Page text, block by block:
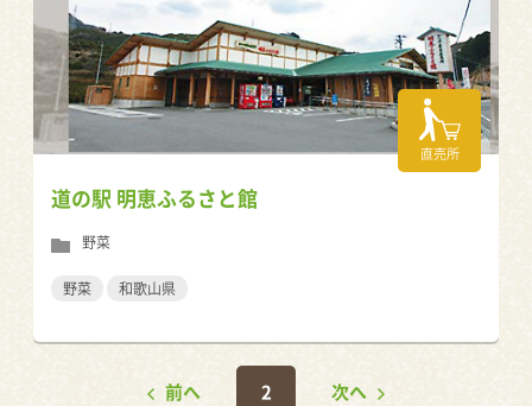
直売所
道の駅 明恵ふるさと館
野菜
野菜 和歌山県
前へ 2 次へ